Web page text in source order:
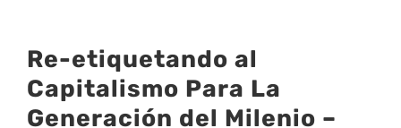
Re-etiquetando al
Capitalismo Para La
Generación del Milenio –